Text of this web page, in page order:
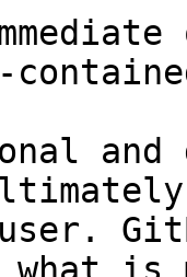
and